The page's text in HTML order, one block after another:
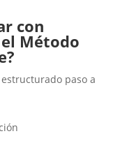
con
Método
paso a